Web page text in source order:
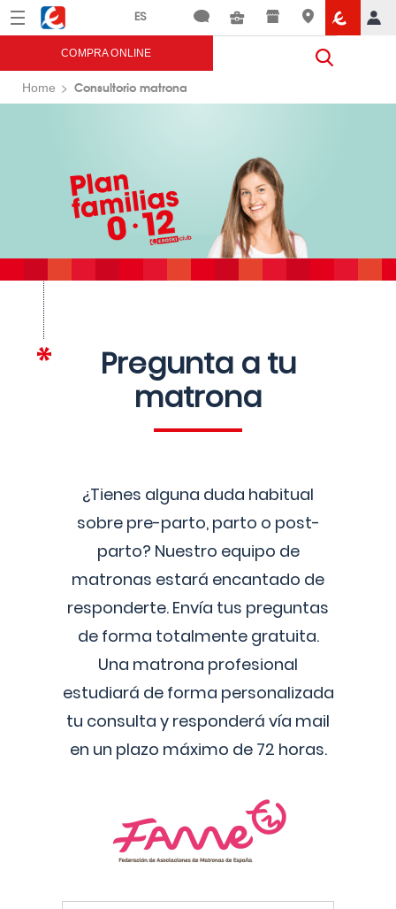
Menú Eroski
COMPRA ONLINE
Home Consultorio matrona
Pregunta a tu
matrona
¿Tienes alguna duda habitual
sobre pre-parto, parto o post-
parto? Nuestro equipo de
matronas estará encantado de
responderte. Envía tus preguntas
de forma totalmente gratuita.
Una matrona profesional
estudiará de forma personalizada
tu consulta y responderá vía mail
en un plazo máximo de 72 horas.